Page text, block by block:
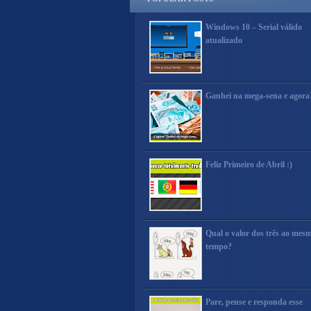
Windows 10 – Serial válido
atualizado
Ganhei na mega-sena e
Feliz Primeiro de Abril :)
Qual o valor dos três ao
tempo?
Pare, pense e responda esse